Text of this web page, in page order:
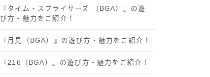
『タイム・スプライサーズ （BGA）』の遊
び方・魅力をご紹介！
『月見（BGA）』の遊び方・魅力をご紹介！
『216（BGA）』の遊び方・魅力をご紹介！